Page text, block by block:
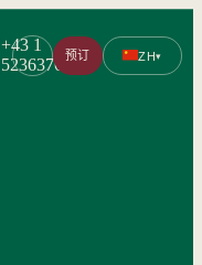
+43 1
5236376 预订 ZH▾